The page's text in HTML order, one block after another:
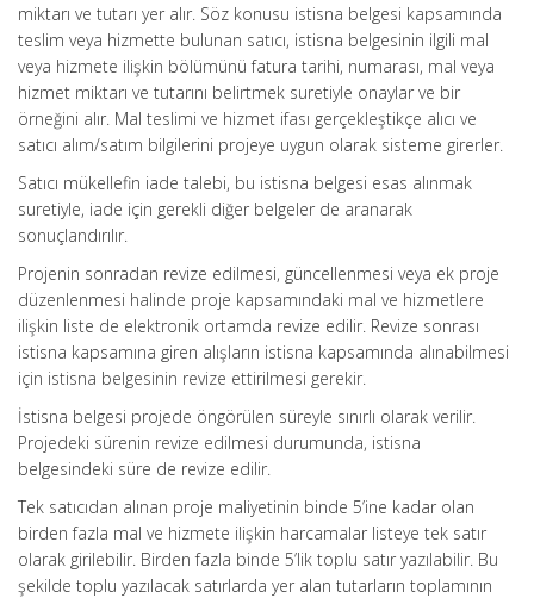
miktarı ve tutarı yer alır. Söz konusu istisna belgesi kapsamında
teslim veya hizmette bulunan satıcı, istisna belgesinin ilgili mal
veya hizmete ilişkin bölümünü fatura tarihi, numarası, mal veya
hizmet miktarı ve tutarını belirtmek suretiyle onaylar ve bir
örneğini alır. Mal teslimi ve hizmet ifası gerçekleştikçe alıcı ve
satıcı alım/satım bilgilerini projeye uygun olarak sisteme girerler.
Satıcı mükellefin iade talebi, bu istisna belgesi esas alınmak
suretiyle, iade için gerekli diğer belgeler de aranarak
sonuçlandırılır.
Projenin sonradan revize edilmesi, güncellenmesi veya ek proje
düzenlenmesi halinde proje kapsamındaki mal ve hizmetlere
ilişkin liste de elektronik ortamda revize edilir. Revize sonrası
istisna kapsamına giren alışların istisna kapsamında alınabilmesi
için istisna belgesinin revize ettirilmesi gerekir.
İstisna belgesi projede öngörülen süreyle sınırlı olarak verilir.
Projedeki sürenin revize edilmesi durumunda, istisna
belgesindeki süre de revize edilir.
Tek satıcıdan alınan proje maliyetinin binde 5’ine kadar olan
birden fazla mal ve hizmete ilişkin harcamalar listeye tek satır
olarak girilebilir. Birden fazla binde 5’lik toplu satır yazılabilir. Bu
şekilde toplu yazılacak satırlarda yer alan tutarların toplamının